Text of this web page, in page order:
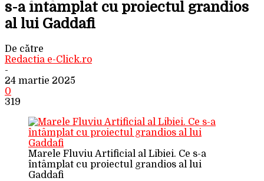
s-a întâmplat cu proiectul grandios
al lui Gaddafi
De către
Redactia e-Click.ro
-
24 martie 2025
0
319
Marele Fluviu Artificial al Libiei. Ce s-a
întâmplat cu proiectul grandios al lui
Gaddafi